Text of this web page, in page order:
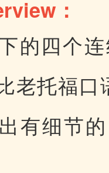
：
的四个
老托福
有细节